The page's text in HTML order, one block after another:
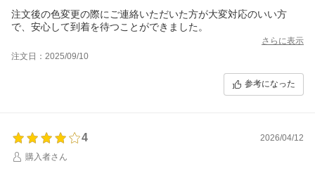
注文後の色変更の際にご連絡いただいた方が大変対応のいい方
で、安心して到着を待つことができました。
さらに表示
注文日：2025/09/10
参考になった
4
2026/04/12
購入者さん